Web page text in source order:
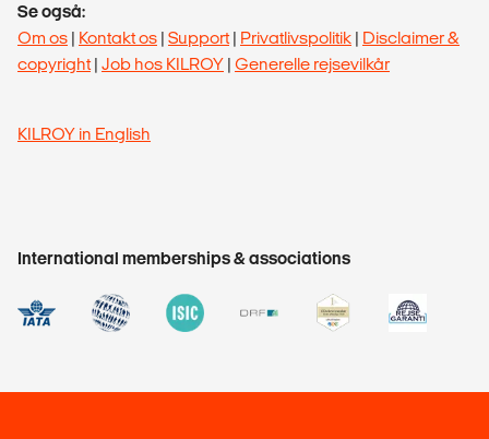
Se også:
Om os | Kontakt os | Support| Privatlivspolitik | Disclaimer &
copyright| Job hos KILROY | Generelle rejsevilkår
KILROY in English
International memberships & associations